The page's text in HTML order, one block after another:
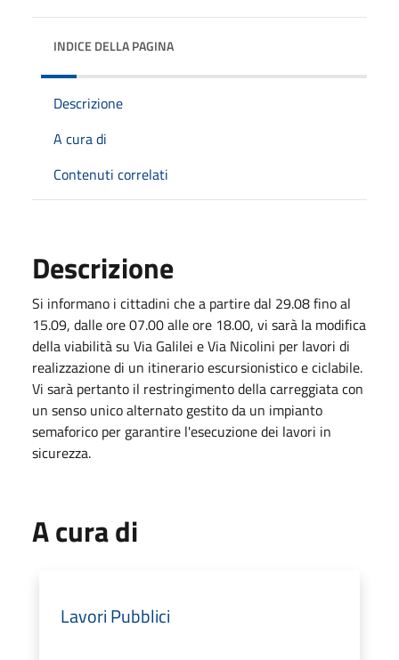
INDICE DELLA PAGINA
Descrizione
A cura di
Contenuti correlati
Descrizione
Si informano i cittadini che a partire dal 29.08 fino al
15.09, dalle ore 07.00 alle ore 18.00, vi sarà la modifica
della viabilità su Via Galilei e Via Nicolini per lavori di
realizzazione di un itinerario escursionistico e ciclabile.
Vi sarà pertanto il restringimento della carreggiata con
un senso unico alternato gestito da un impianto
semaforico per garantire l'esecuzione dei lavori in
sicurezza.
A cura di
Lavori Pubblici